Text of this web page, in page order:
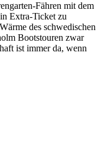
Fähren mit dem
Extra-Ticket zu
des schwedischen
Bootstouren zwar
ist immer da, wenn